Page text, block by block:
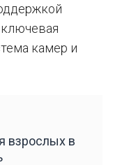
камер и
взрослых в